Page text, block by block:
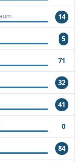
14
5
71
32
41
0
84